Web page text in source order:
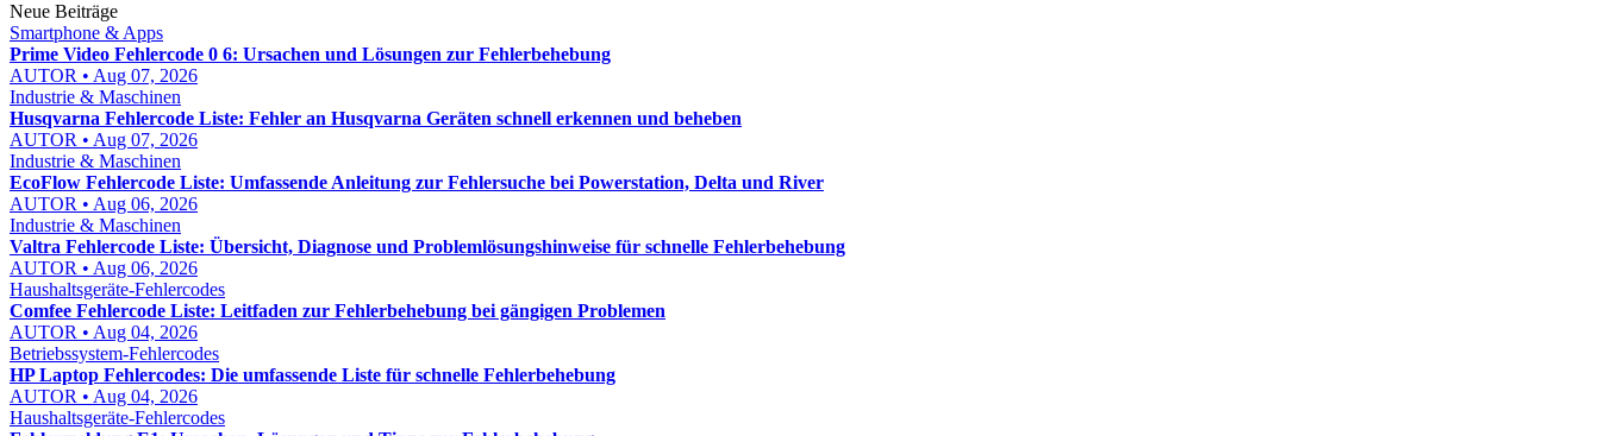
Neue Beiträge
Smartphone & Apps
Prime Video Fehlercode 0 6: Ursachen und Lösungen zur Fehlerbehebung
AUTOR • Aug 07, 2026
Industrie & Maschinen
Husqvarna Fehlercode Liste: Fehler an Husqvarna Geräten schnell erkennen und beheben
AUTOR • Aug 07, 2026
Industrie & Maschinen
EcoFlow Fehlercode Liste: Umfassende Anleitung zur Fehlersuche bei Powerstation, Delta und River
AUTOR • Aug 06, 2026
Industrie & Maschinen
Valtra Fehlercode Liste: Übersicht, Diagnose und Problemlösungshinweise für schnelle Fehlerbehebung
AUTOR • Aug 06, 2026
Haushaltsgeräte-Fehlercodes
Comfee Fehlercode Liste: Leitfaden zur Fehlerbehebung bei gängigen Problemen
AUTOR • Aug 04, 2026
Betriebssystem-Fehlercodes
HP Laptop Fehlercodes: Die umfassende Liste für schnelle Fehlerbehebung
AUTOR • Aug 04, 2026
Haushaltsgeräte-Fehlercodes